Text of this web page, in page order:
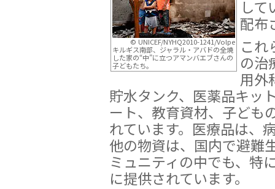
© UNICEF/NYHQ2010-1241/Volpe
キルギス南部、ジャラル・アバドの全焼
した家の“中”に立つアマンバエブさんの
子どもたち。
し
配布
これ
の治
用外
貯水タンク、医薬品キッ
ート、教育資材、子ども
れています。医療品は、
他の物資は、国内で避難
ミュニティの中でも、特
に提供されています。